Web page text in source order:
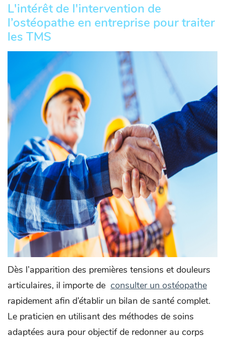
L'intérêt de l'intervention de
l’ostéopathe en entreprise pour traiter
les TMS
Dès l’apparition des premières tensions et douleurs
articulaires, il importe de consulter un ostéopathe
rapidement afin d’établir un bilan de santé complet.
Le praticien en utilisant des méthodes de soins
adaptées aura pour objectif de redonner au corps